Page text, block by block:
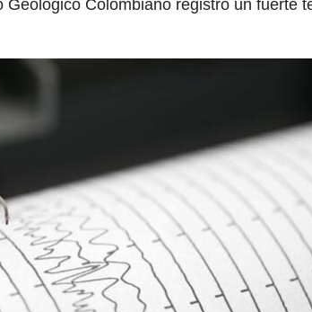
Colombiano registró un fuerte